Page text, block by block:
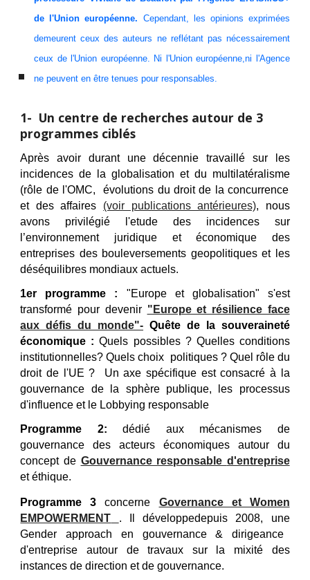
de l'Union européenne. Cependant, les opinions exprimées
demeurent ceux des auteurs ne reflétant pas nécessairement
ceux de l'Union européenne. Ni l'Union européenne,ni l'Agence
ne peuvent en être tenues pour responsables.
1- Un centre de recherches autour de 3
programmes ciblés
Après avoir durant une décennietravaillé sur les
incidences de la globalisation et du multilatéralisme
(rôle de l'OMC, évolutions du droit de la concurrence
et des affaires
(voir publications antérieures), nous
avons privilégié l'etude des incidences sur
l’environnement juridique et économique des
entreprises des bouleversements geopolitiqueset les
déséquilibres mondiaux actuels.
1er programme : "Europe et globalisation" s'est
transformé pour devenir "Europe et résilience face
aux défis du monde"- Quête de la souveraineté
économique :Quels possibles ? Quelles conditions
institutionnelles? Quels choix politiques ? Quel rôle du
droitde l'UE? Un axe spécifique est consacré à la
gouvernance de la sphère publique, les processus
d'influence et le Lobbying responsable
Programme 2: dédié aux mécanismes de
gouvernance des acteurs économiques autour du
concept de Gouvernance responsable d'entreprise
et éthique.
Programme 3 concerne
Governance et Women
EMPOWERMENT
. Ildéveloppedepuis 2008, une
Gender approach en gouvernance& dirigeance
d'entreprise autour de travaux sur
la mixité des
instances de direction et de gouvernance.